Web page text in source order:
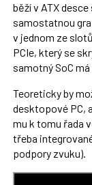
běží v ATX
samostatnou
v jednom ze
PCIe, který se
samotný SoC
Teoreticky by
desktopové PC,
mu k tomu řada
třeba
podpory zvuku).